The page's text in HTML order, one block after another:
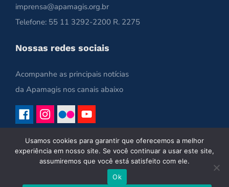
imprensa@apamagis.org.br
Telefone: 55 11 3292-2200 R. 2275
Nossas redes sociais
Acompanhe as principais notícias
da Apamagis nos canais abaixo
Usamos cookies para garantir que oferecemos a melhor
experiência em nosso site. Se você continuar a usar este site,
assumiremos que você está satisfeito com ele.
Ok